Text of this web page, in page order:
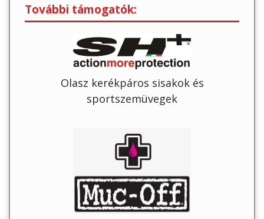
További támogatók:
Olasz kerékpáros sisakok és
sportszemüvegek